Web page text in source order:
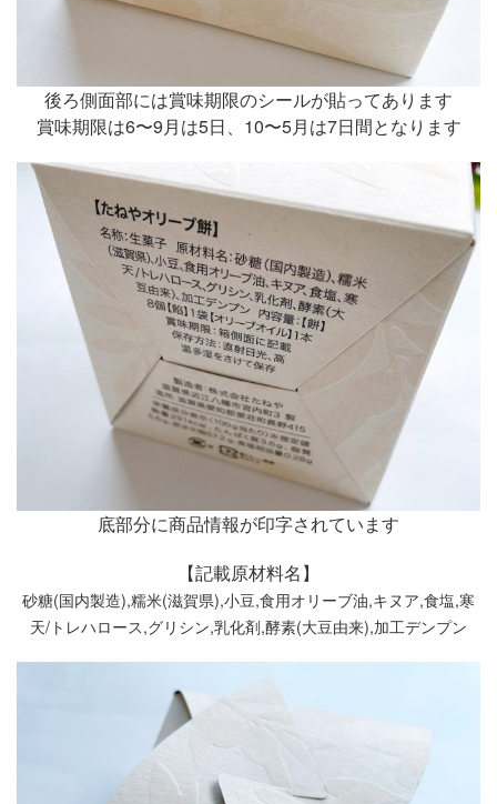
後ろ側面部には賞味期限のシールが貼ってあります
賞味期限は6〜9月は5日、10〜5月は7日間となります
底部分に商品情報が印字されています
【記載原材料名】
砂糖(国内製造),糯米(滋賀県),小豆,食用オリーブ油,キヌア,食塩,寒
天/トレハロース,グリシン,乳化剤,酵素(大豆由来),加工デンプン